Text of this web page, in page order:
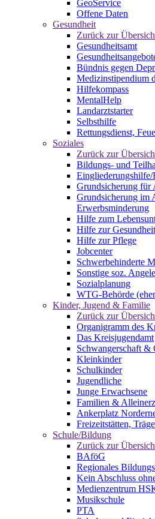
GeoService
Offene Daten
Gesundheit
Zurück zur
Gesundheitsamt
Bündnis gegen
Medizinstipendium
Hilfekompass
MentalHelp
Landarztstarter
Selbsthilfe
Rettungsdienst,
Soziales
Zurück zur
Bildungs- und
Eingliederungshilfe/
Grundsicherung für
Grundsicherung im
Erwerbsminderung
Hilfe zum
Hilfe zur Gesundheit
Hilfe zur Pflege
Jobcenter
Schwerbehinderte
Sonstige soz.
Sozialplanung
WTG-Behörde
Kinder, Jugend & Familie
Zurück zur
Organigramm des
Das Kreisjugendamt
Schwangerschaft &
Kleinkinder
Schulkinder
Jugendliche
Junge Erwachsene
Familien &
Ankerplatz
Freizeitstätten,
Schule/Bildung
Zurück zur
BAföG
Regionales
Kein Abschluss
Medienzentrum
Musikschule
PTA